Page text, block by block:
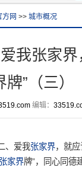
方网 >> 城市概况
我张家界
”（三）
编辑：
、爱我张家界，就
张家界牌”，同心同德